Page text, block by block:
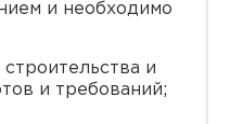
и необходимо
и
и требований;